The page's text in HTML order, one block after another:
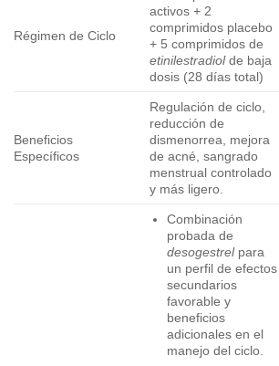
Régimen de Ciclo
activos + 2
comprimidos placebo
+ 5 comprimidos de
etinilestradiolde baja
dosis (28 días total)
Beneficios
Específicos
Regulación de ciclo,
reducción de
dismenorrea, mejora
de acné, sangrado
menstrual controlado
y más ligero.
Combinación
probada de
desogestrelpara
un perfil de efectos
secundarios
favorable y
beneficios
adicionales en el
manejo del ciclo.